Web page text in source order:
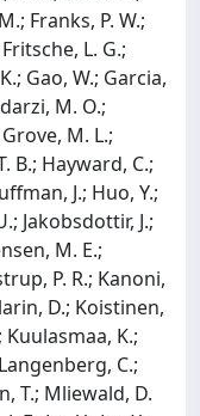
Franks, P. W.;
L. G.;
Gao, W.; Garcia,
M. O.;
M. L.;
B.; Hayward, C.;
J.; Huo, Y.;
Jakobsdottir, J.;
M. E.;
P. R.; Kanoni,
D.; Koistinen,
Kuulasmaa, K.;
C.;
T.; Mliewald, D.